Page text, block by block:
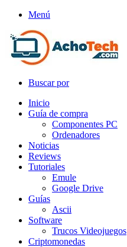
Menú
Buscar por
Inicio
Guía de compra
Componentes PC
Ordenadores
Noticias
Reviews
Tutoriales
Emule
Google Drive
Guías
Ascii
Software
Trucos Videojuegos
Criptomonedas